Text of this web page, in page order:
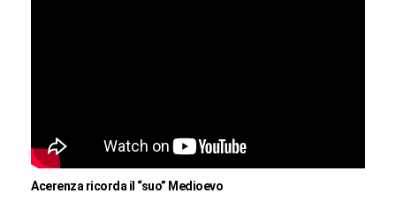
Acerenza ricorda il “suo” Medioevo